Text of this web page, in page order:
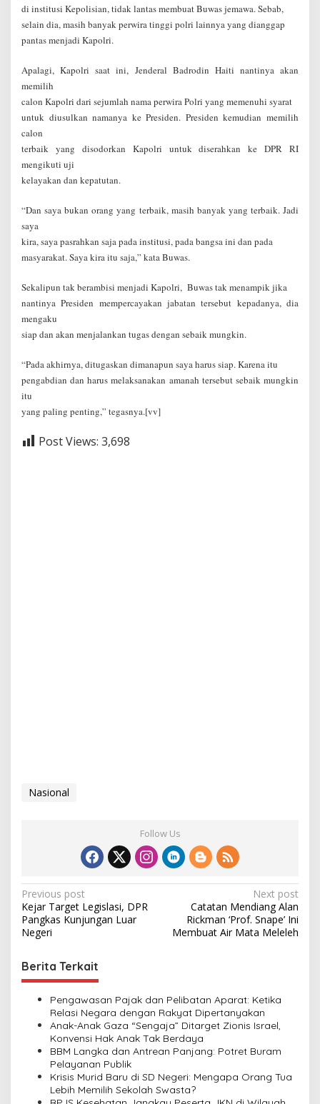
di institusi Kepolisian, tidak lantas membuat Buwas jemawa. Sebab,
selain dia, masih banyak perwira tinggi polri lainnya yang dianggap
pantas menjadi Kapolri.
Apalagi, Kapolri saat ini, Jenderal Badrodin Haiti nantinya akan
memilih
calon Kapolri dari sejumlah nama perwira Polri yang memenuhi syarat
untuk diusulkan namanya ke Presiden. Presiden kemudian memilih
calon
terbaik yang disodorkan Kapolri untuk diserahkan ke DPR RI
mengikuti uji
kelayakan dan kepatutan.
“Dan saya bukan orang yang terbaik, masih banyak yang terbaik. Jadi
saya
kira, saya pasrahkan saja pada institusi, pada bangsa ini dan pada
masyarakat. Saya kira itu saja,” kata Buwas.
Sekalipun tak berambisi menjadi Kapolri, Buwas tak menampik jika
nantinya Presiden mempercayakan jabatan tersebut kepadanya, dia
mengaku
siap dan akan menjalankan tugas dengan sebaik mungkin.
“Pada akhirnya, ditugaskan dimanapun saya harus siap. Karena itu
pengabdian dan harus melaksanakan amanah tersebut sebaik mungkin
itu
yang paling penting,” tegasnya.[vv]
Post Views: 3,698
Nasional
Follow Us
P
o
s
t
n
Previous post
Kejar Target Legislasi, DPR
Pangkas Kunjungan Luar
Negeri
Next post
Catatan Mendiang Alan
Rickman ‘Prof. Snape’ Ini
Membuat Air Mata Meleleh
Berita Terkait
Pengawasan Pajak dan Pelibatan Aparat: Ketika
Relasi Negara dengan Rakyat Dipertanyakan
Anak-Anak Gaza “Sengaja” Ditarget Zionis Israel,
Konvensi Hak Anak Tak Berdaya
BBM Langka dan Antrean Panjang: Potret Buram
Pelayanan Publik
Krisis Murid Baru di SD Negeri: Mengapa Orang Tua
Lebih Memilih Sekolah Swasta?